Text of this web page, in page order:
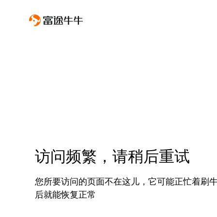
访问频繁，请稍后重试
您所要访问的页面不在这儿，它可能正忙着刷
后就能恢复正常